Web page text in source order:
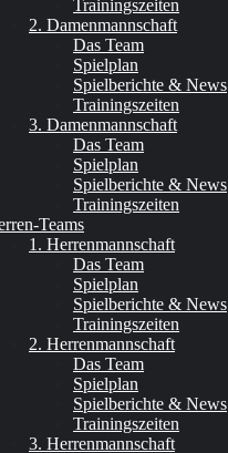
Trainingszeiten
2. Damenmannschaft
Das Team
Spielplan
Spielberichte & News
Trainingszeiten
3. Damenmannschaft
Das Team
Spielplan
Spielberichte & News
Trainingszeiten
Teams
1. Herrenmannschaft
Das Team
Spielplan
Spielberichte & News
Trainingszeiten
2. Herrenmannschaft
Das Team
Spielplan
Spielberichte & News
Trainingszeiten
3. Herrenmannschaft